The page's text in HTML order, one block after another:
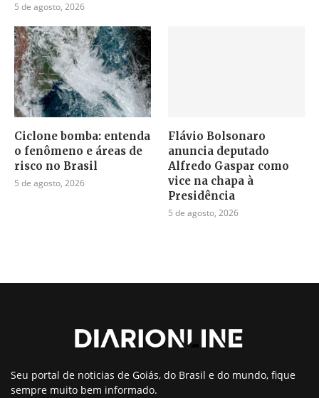
5 de agosto, 2026
Ciclone bomba: entenda
o fenômeno e áreas de
risco no Brasil
5 de agosto, 2026
Flávio Bolsonaro
anuncia deputado
Alfredo Gaspar como
vice na chapa à
Presidência
5 de agosto, 2026
Seu portal de noticias de Goiás, do Brasil e do mundo, fique
sempre muito bem informado.